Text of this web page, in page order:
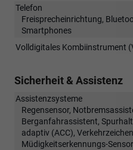
Telefon
Freisprecheinrichtung,
Smartphones
Volldigitales Kombiinstrument
Sicherheit & Assistenz
Assistenzsysteme
Regensensor,
Berganfahrassistent,
adaptiv (ACC),
Müdigkeitserkennungs-